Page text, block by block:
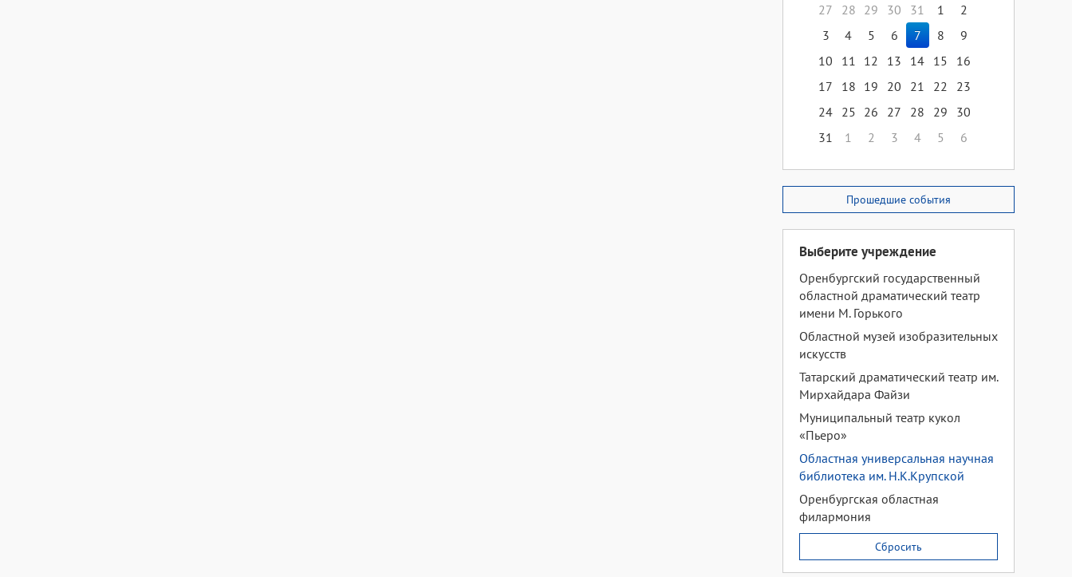
27
28 29 30 31 1
2
3
4 5 6 7 8
9
10
11 12 13 14 15
16
17
18 19 20 21 22
23
24 25 26 27 28 29
30
31
1 2 3 4 5 6
Прошедшие события
Выберите учреждение
Оренбургский государственный
областной драматический театр
имени М. Горького
Областной музей изобразительных
искусств
Татарский драматический театр им.
Мирхайдара Файзи
Муниципальный театр кукол
«Пьеро»
Областная универсальная научная
библиотека им. Н.К.Крупской
Оренбургская областная
филармония
Сбросить